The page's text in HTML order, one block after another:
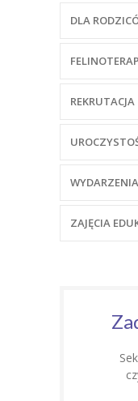
DLA
REKRUTACJA
ZAJĘCIA